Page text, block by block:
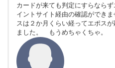
カードが来ても判定にすらなら
イントサイト経由の確認ができ
スは２か月くらい経ってエポス
ました。 もうめちゃくちゃ。